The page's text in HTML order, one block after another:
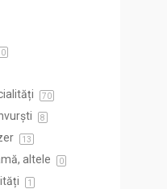
0
70
8
13
altele 0
1